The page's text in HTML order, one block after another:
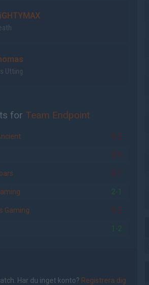
Utting
for Team Endpoint
0-2
2-0
2-1
2-1
Gaming 0-2
1-2
Har du inget konto? Registrera dig